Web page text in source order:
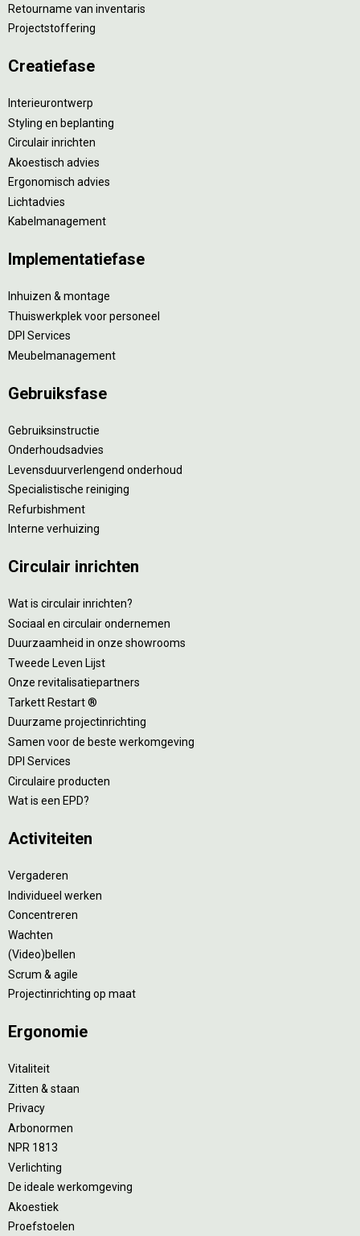
Retourname van inventaris
Projectstoffering
Creatiefase
Interieurontwerp
Styling en beplanting
Circulair inrichten
Akoestisch advies
Ergonomisch advies
Lichtadvies
Kabelmanagement
Implementatiefase
Inhuizen & montage
Thuiswerkplek voor personeel
DPI Services
Meubelmanagement
Gebruiksfase
Gebruiksinstructie
Onderhoudsadvies
Levensduurverlengend onderhoud
Specialistische reiniging
Refurbishment
Interne verhuizing
Circulair inrichten
Wat is circulair inrichten?
Sociaal en circulair ondernemen
Duurzaamheid in onze showrooms
Tweede Leven Lijst
Onze revitalisatiepartners
Tarkett Restart ®
Duurzame projectinrichting
Samen voor de beste werkomgeving
DPI Services
Circulaire producten
Wat is een EPD?
Activiteiten
Vergaderen
Individueel werken
Concentreren
Wachten
(Video)bellen
Scrum & agile
Projectinrichting op maat
Ergonomie
Vitaliteit
Zitten & staan
Privacy
Arbonormen
NPR 1813
Verlichting
De ideale werkomgeving
Akoestiek
Proefstoelen